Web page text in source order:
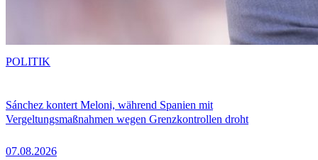
Sánchez kontert Meloni, während Spanien mit
Vergeltungsmaßnahmen wegen Grenzkontrollen droht
07.08.2026
POLITIK